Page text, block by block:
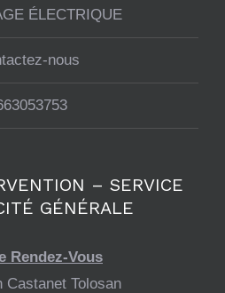
ÉLECTRIQUE
nous
– SERVICE
GÉNÉRALE
Rendez-Vous
Castanet Tolosan